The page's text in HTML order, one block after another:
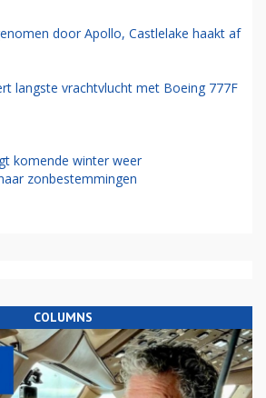
door Apollo, Castlelake haakt af
langste vrachtvlucht met Boeing 777F
komende winter weer
zonbestemmingen
COLUMNS